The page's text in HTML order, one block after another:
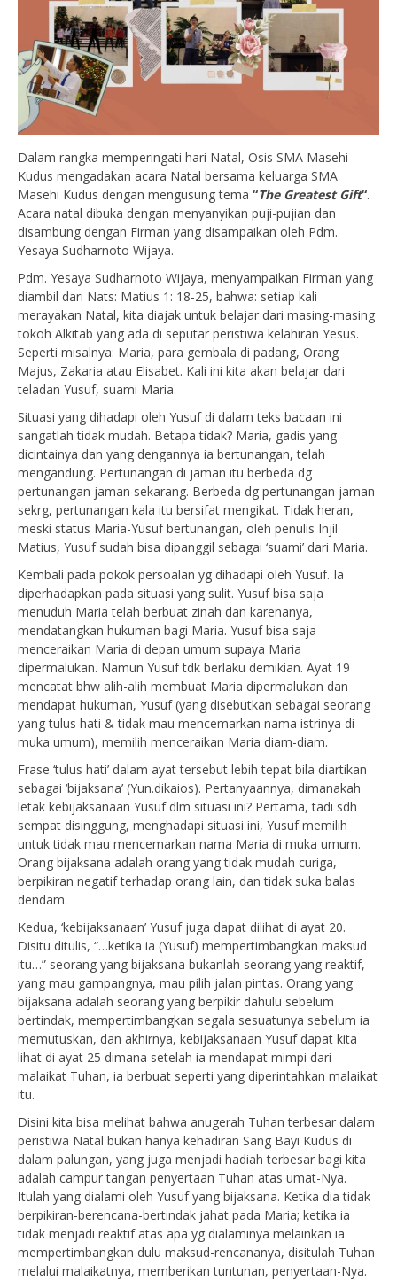
Dalam rangka memperingati hari Natal, Osis SMA Masehi
Kudus mengadakan acara Natal bersama keluarga SMA
Masehi Kudus dengan mengusung tema “The Greatest Gift“.
Acara natal dibuka dengan menyanyikan puji-pujian dan
disambung dengan Firman yang disampaikan oleh Pdm.
Yesaya Sudharnoto Wijaya.
Pdm. Yesaya Sudharnoto Wijaya, menyampaikan Firman yang
diambil dari Nats: Matius 1: 18-25, bahwa: setiap kali
merayakan Natal, kita diajak untuk belajar dari masing-masing
tokoh Alkitab yang ada di seputar peristiwa kelahiran Yesus.
Seperti misalnya: Maria, para gembala di padang, Orang
Majus, Zakaria atau Elisabet. Kali ini kita akan belajar dari
teladan Yusuf, suami Maria.
Situasi yang dihadapi oleh Yusuf di dalam teks bacaan ini
sangatlah tidak mudah. Betapa tidak? Maria, gadis yang
dicintainya dan yang dengannya ia bertunangan, telah
mengandung. Pertunangan di jaman itu berbeda dg
pertunangan jaman sekarang. Berbeda dg pertunangan jaman
sekrg, pertunangan kala itu bersifat mengikat. Tidak heran,
meski status Maria-Yusuf bertunangan, oleh penulis Injil
Matius, Yusuf sudah bisa dipanggil sebagai ‘suami’ dari Maria.
Kembali pada pokok persoalan yg dihadapi oleh Yusuf. Ia
diperhadapkan pada situasi yang sulit. Yusuf bisa saja
menuduh Maria telah berbuat zinah dan karenanya,
mendatangkan hukuman bagi Maria. Yusuf bisa saja
menceraikan Maria di depan umum supaya Maria
dipermalukan. Namun Yusuf tdk berlaku demikian. Ayat 19
mencatat bhw alih-alih membuat Maria dipermalukan dan
mendapat hukuman, Yusuf (yang disebutkan sebagai seorang
yang tulus hati & tidak mau mencemarkan nama istrinya di
muka umum), memilih menceraikan Maria diam-diam.
Frase ‘tulus hati’ dalam ayat tersebut lebih tepat bila diartikan
sebagai ‘bijaksana’ (Yun.dikaios). Pertanyaannya, dimanakah
letak kebijaksanaan Yusuf dlm situasi ini? Pertama, tadi sdh
sempat disinggung, menghadapi situasi ini, Yusuf memilih
untuk tidak mau mencemarkan nama Maria di muka umum.
Orang bijaksana adalah orang yang tidak mudah curiga,
berpikiran negatif terhadap orang lain, dan tidak suka balas
dendam.
Kedua, ‘kebijaksanaan’ Yusuf juga dapat dilihat di ayat 20.
Disitu ditulis, “…ketika ia (Yusuf) mempertimbangkan maksud
itu…” seorang yang bijaksana bukanlah seorang yang reaktif,
yang mau gampangnya, mau pilih jalan pintas. Orang yang
bijaksana adalah seorang yang berpikir dahulu sebelum
bertindak, mempertimbangkan segala sesuatunya sebelum ia
memutuskan, dan akhirnya, kebijaksanaan Yusuf dapat kita
lihat di ayat 25 dimana setelah ia mendapat mimpi dari
malaikat Tuhan, ia berbuat seperti yang diperintahkan malaikat
itu.
Disini kita bisa melihat bahwa anugerah Tuhan terbesar dalam
peristiwa Natal bukan hanya kehadiran Sang Bayi Kudus di
dalam palungan, yang juga menjadi hadiah terbesar bagi kita
adalah campur tangan penyertaan Tuhan atas umat-Nya.
Itulah yang dialami oleh Yusuf yang bijaksana. Ketika dia tidak
berpikiran-berencana-bertindak jahat pada Maria; ketika ia
tidak menjadi reaktif atas apa yg dialaminya melainkan ia
mempertimbangkan dulu maksud-rencananya, disitulah Tuhan
melalui malaikatnya, memberikan tuntunan, penyertaan-Nya.